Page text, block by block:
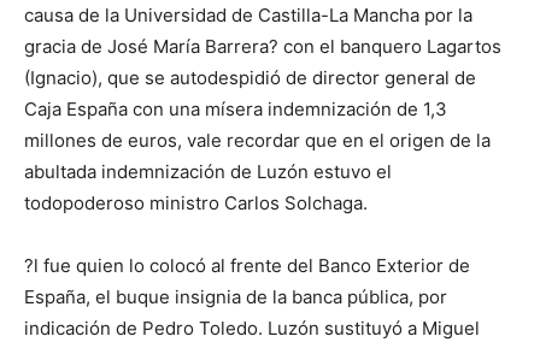
causa de la Universidad de Castilla-La Mancha por la
gracia de José María Barrera? con el banquero Lagartos
(Ignacio), que se autodespidió de director general de
Caja España con una mísera indemnización de 1,3
millones de euros, vale recordar que en el origen de la
abultada indemnización de Luzón estuvo el
todopoderoso ministro Carlos Solchaga.
?l fue quien lo colocó al frente del Banco Exterior de
España, el buque insignia de la banca pública, por
indicación de Pedro Toledo. Luzón sustituyó a Miguel